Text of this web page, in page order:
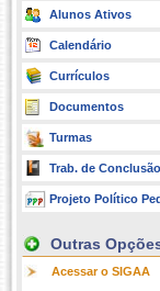
Alunos Ativos
Calendário
Currículos
Documentos
Turmas
Trab. de
Projeto Político
Outras
Acessar o SIGAA